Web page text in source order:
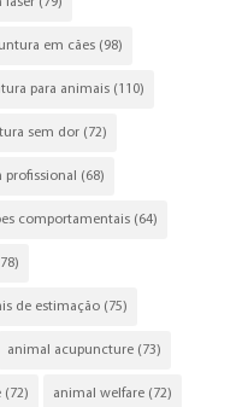
em cães(98)
para animais(110)
sem dor(72)
profissional (68)
comportamentais(64)
de estimação(75)
animal acupuncture(73)
(72) animal welfare(72)